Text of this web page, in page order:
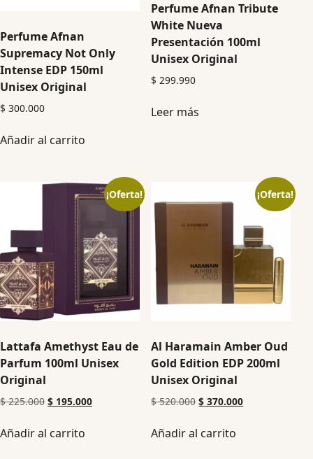
Perfume Afnan
Supremacy Not Only
Intense EDP 150ml
Unisex Original
$ 300.000
Añadir al carrito
Perfume Afnan Tribute
White Nueva
Presentación 100ml
Unisex Original
$ 299.990
Leer más
¡Oferta!
Lattafa Amethyst Eau de
Parfum 100ml Unisex
Original
$225.000 $ 195.000
Añadir al carrito
¡Oferta!
Al Haramain Amber Oud
Gold Edition EDP 200ml
Unisex Original
$520.000 $ 370.000
Añadir al carrito